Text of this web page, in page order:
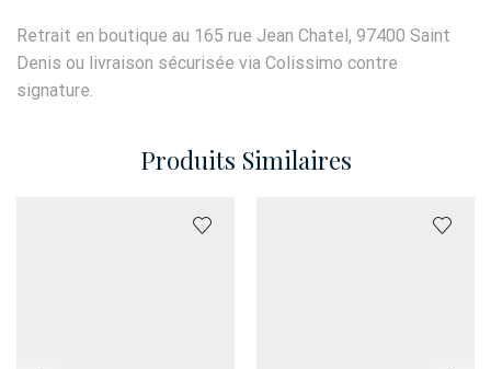
Retrait en boutique au 165 rue Jean Chatel, 97400 Saint
Denis ou livraison sécurisée via Colissimo contre
signature.
Produits Similaires